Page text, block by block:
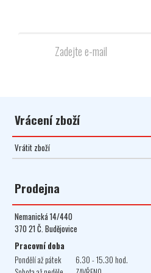
Vrácení zboží
Vrátit zboží
Prodejna
Nemanická 14/440
370 21 Č. Budějovice
Pracovní doba
Pondělí až pátek
6.30 - 15.30 hod.